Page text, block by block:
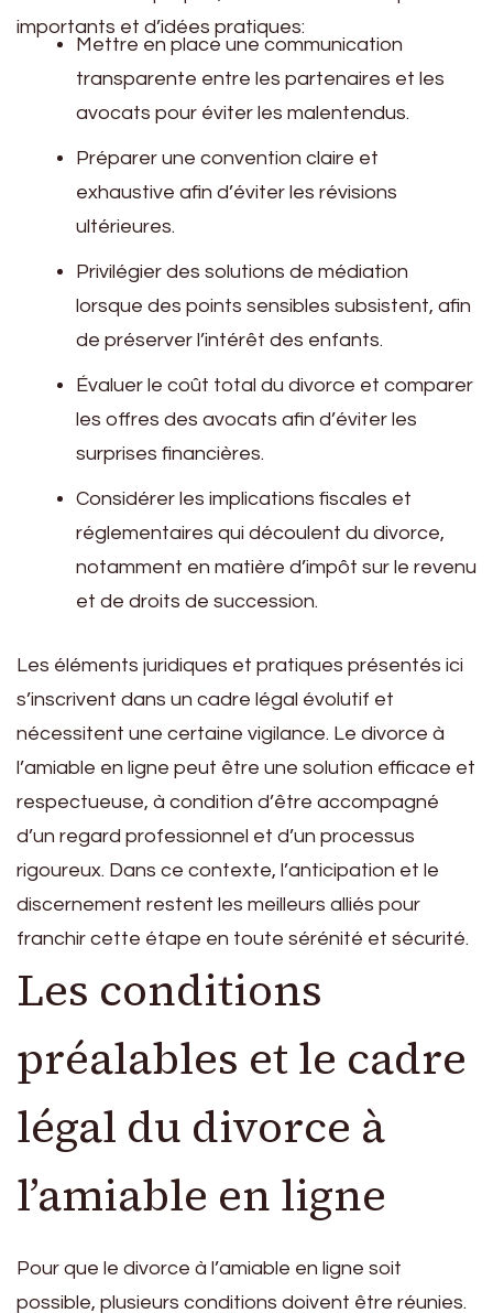
importants et d’idées pratiques:
Mettre en place une communication
transparente entre les partenaires et les
avocats pour éviter les malentendus.
Préparer une convention claire et
exhaustive afin d’éviter les révisions
ultérieures.
Privilégier des solutions de médiation
lorsque des points sensibles subsistent, afin
de préserver l’intérêt des enfants.
Évaluer le coût total du divorce et comparer
les offres des avocats afin d’éviter les
surprises financières.
Considérer les implications fiscales et
réglementaires qui découlent du divorce,
notamment en matière d’impôt sur le revenu
et de droits de succession.
Les éléments juridiques et pratiques présentés ici
s’inscrivent dans un cadre légal évolutif et
nécessitent une certaine vigilance. Le divorce à
l’amiable en ligne peut être une solution efficace et
respectueuse, à condition d’être accompagné
d’un regard professionnel et d’un processus
rigoureux. Dans ce contexte, l’anticipation et le
discernement restent les meilleurs alliés pour
franchir cette étape en toute sérénité et sécurité.
Les conditions
préalables et le cadre
légal du divorce à
l’amiable en ligne
Pour que le divorce à l’amiable en ligne soit
possible, plusieurs conditions doivent être réunies.